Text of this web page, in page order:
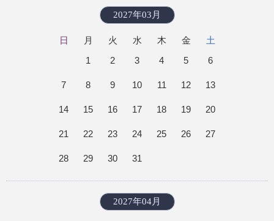
2027年03月
日 月 火 水 木 金
土
1
2 3 4 5 6
7 8 9 10 11 12 13
14 15 16 17 18 19 20
21 22 23 24 25 26 27
28 29 30 31
2027年04月